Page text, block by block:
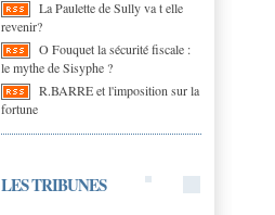
La Paulette de Sully va t elle
revenir?
O Fouquet la sécurité fiscale :
le mythe de Sisyphe ?
R.BARRE et l'imposition sur la
fortune
LES TRIBUNES